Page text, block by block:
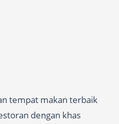
tempat makan terbaik
dengan khas